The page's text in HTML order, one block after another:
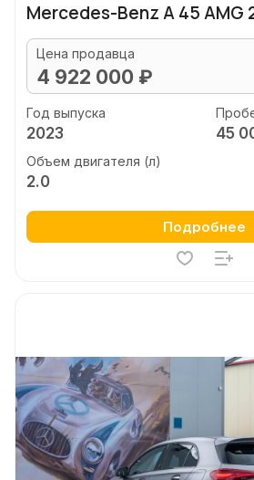
Mercedes-Benz A 45 AMG
Цена продавца
4 922 000 ₽
Год выпуска
2023 45
Объем двигателя (л)
2.0
Подробнее